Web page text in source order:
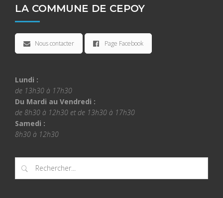
LA COMMUNE DE CEPOY
Nous contacter Page Facebook
Lundi :
de 13h30 à 17h30
Du Mardi au Vendredi :
de 8h30 à 12h30 et de 13h30 à 17h30
Samedi :
8h30 à 12h30